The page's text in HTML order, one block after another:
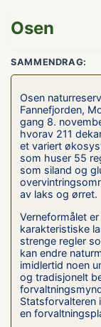
Osen
SAMMENDRAG:
Osen
Fannefjorden,
gang 8.
hvorav 211
et variert
som huser 55
som siland og
av laks og ørret.
Verneformålet
karakteristiske
strenge regler
kan endre
imidlertid noen
og tradisjonelt
Statsforvalteren
en